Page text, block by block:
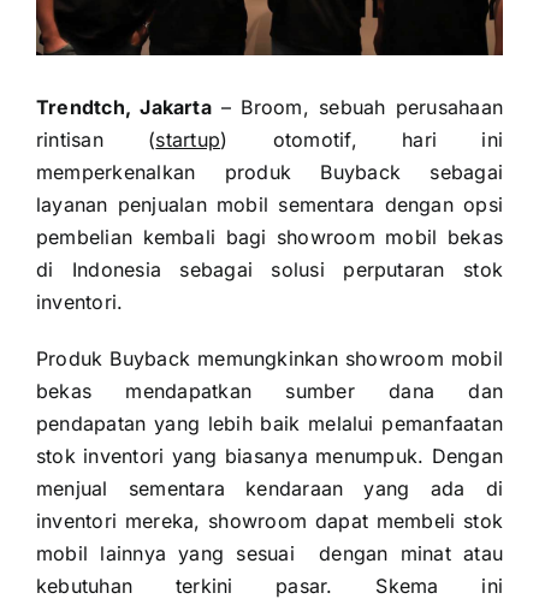
Trendtch, Jakarta– Broom, sebuah perusahaan
rintisan (startup) otomotif, hari ini
memperkenalkan produk Buyback sebagai
layanan penjualan mobil sementara dengan opsi
pembelian kembali bagi showroom mobil bekas
di Indonesia sebagai solusi perputaran stok
inventori.
Produk Buyback memungkinkan showroom mobil
bekas mendapatkan sumber dana dan
pendapatan yang lebih baik melalui pemanfaatan
stok inventori yang biasanya menumpuk. Dengan
menjual sementara kendaraan yang ada di
inventori mereka, showroom dapat membeli stok
mobil lainnya yang sesuai dengan minat atau
kebutuhan terkini pasar. Skema ini